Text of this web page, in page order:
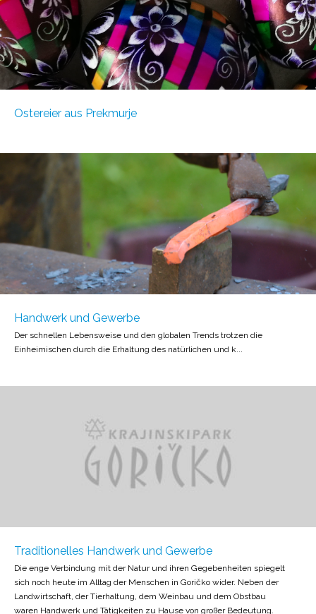
Ostereier aus Prekmurje
Handwerk und Gewerbe
Der schnellen Lebensweise und den globalen Trends trotzen die
Einheimischen durch die Erhaltung des natürlichen und k...
Traditionelles Handwerk und Gewerbe
Die enge Verbindung mit der Natur und ihren Gegebenheiten spiegelt
sich noch heute im Alltag der Menschen in Goričko wider. Neben der
Landwirtschaft, der Tierhaltung, dem Weinbau und dem Obstbau
waren Handwerk und Tätigkeiten zu Hause von großer Bedeutung.